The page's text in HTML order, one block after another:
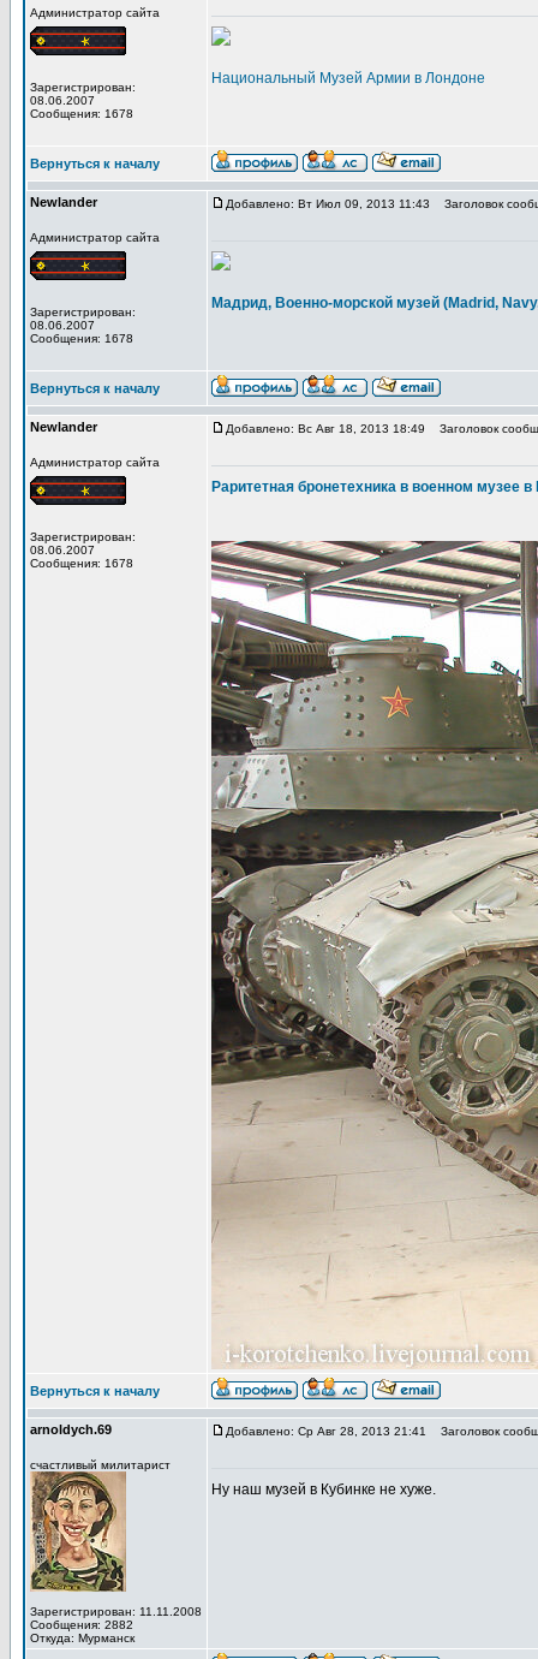
Администратор сайта
Зарегистрирован:
08.06.2007
Сообщения: 1678
Национальный Музей Армии в Лондоне
Вернуться к началу
Newlander
Администратор сайта
Зарегистрирован:
08.06.2007
Сообщения: 1678
Добавлено: Вт Июл 09, 2013 11:43 Заголовок
Мадрид, Военно-морской музей (Madrid,
Вернуться к началу
Newlander
Администратор сайта
Зарегистрирован:
08.06.2007
Сообщения: 1678
Добавлено: Вс Авг 18, 2013 18:49 Заголовок
Раритетная бронетехника в военном музее в
Вернуться к началу
arnoldych.69
счастливый милитарист
Зарегистрирован: 11.11.2008
Сообщения: 2882
Откуда: Мурманск
Добавлено: Ср Авг 28, 2013 21:41 Заголовок
Ну наш музей в Кубинке не хуже.